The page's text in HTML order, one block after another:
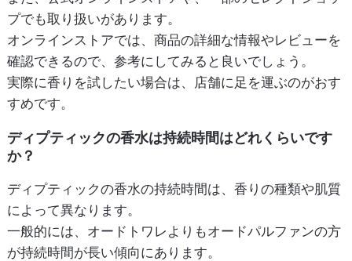
プでも取り扱いがあります。
オンラインストアでは、商品の詳細な情報やレビューを
確認できるので、参考にしてみると良いでしょう。
実際に香りを試したい場合は、店舗に足を運ぶのがおす
すめです。
ディプティックの香水は持続時間はどれくらいです
か？
ディプティックの香水の持続時間は、香りの種類や肌質
によって異なります。
一般的には、オードトワレよりもオードパルファンの方
が持続時間が長い傾向にあります。